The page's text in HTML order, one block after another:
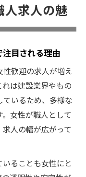
人求人の魅
目される理由
歓迎の求人が増え
は建設業界やもの
いるため、多様な
女性が職人として
人の幅が広がって
ることも女性にと